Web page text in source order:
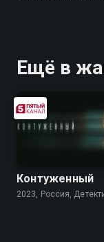
Ещё в
Контуженный
2023, Россия,